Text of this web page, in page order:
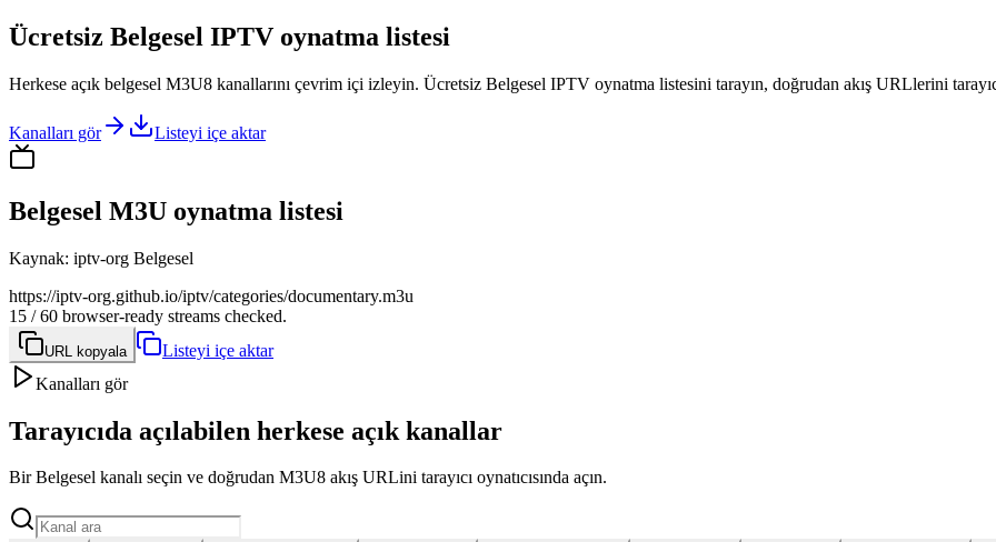
Ücretsiz Belgesel IPTV oynatma listesi
Herkese açık belgesel M3U8 kanallarını çevrim içi izleyin. Ücretsiz Belgesel IPTV oynatma listesini tarayın, doğrudan akış URLlerini
Kanalları gör Listeyi içe aktar
Belgesel M3U oynatma listesi
Kaynak: iptv-org Belgesel
https://iptv-org.github.io/iptv/categories/documentary.m3u
15 / 60 browser-ready streams checked.
URL kopyala
Listeyi içe aktar
Kanalları gör
Tarayıcıda açılabilen herkese açık kanallar
Bir Belgesel kanalı seçin ve doğrudan M3U8 akış URLini tarayıcı oynatıcısında açın.